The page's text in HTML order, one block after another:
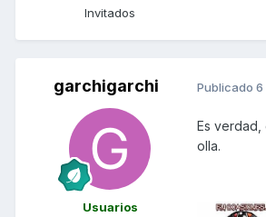
Invitados
garchigarchi
Usuarios
Publicado 6
Es
olla.